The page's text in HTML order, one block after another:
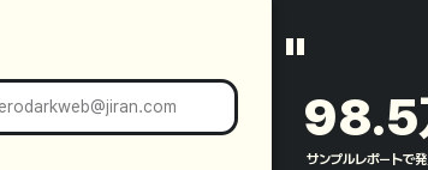
"
98.5
サンプルレポートで